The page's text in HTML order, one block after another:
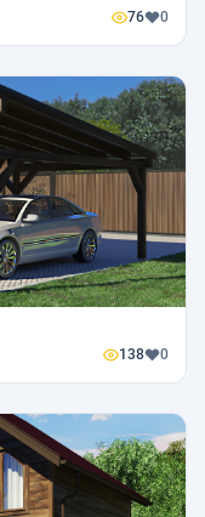
76 0
138 0